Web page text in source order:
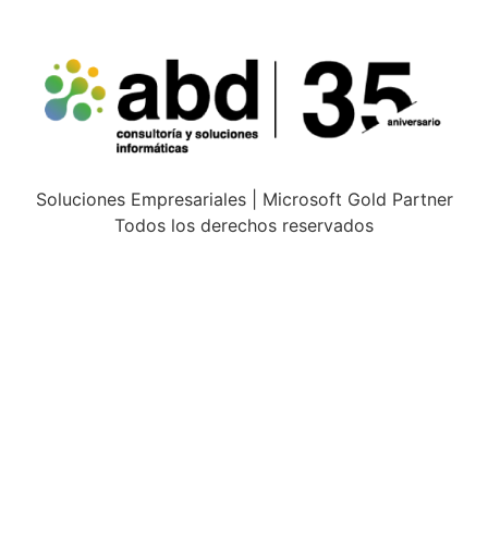
Soluciones Empresariales | Microsoft Gold Partner
Todos los derechos reservados